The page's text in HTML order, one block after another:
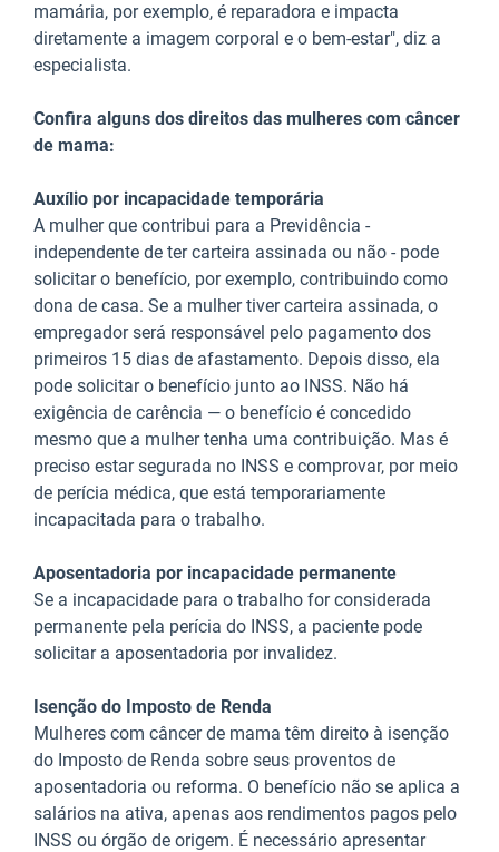
mamária, por exemplo, é reparadora e impacta
diretamente a imagem corporal e o bem-estar", diz a
especialista.
Confira alguns dos direitos das mulheres com câncer
de mama:
Auxílio por incapacidade temporária
A mulher que contribui para a Previdência -
independente de ter carteira assinada ou não - pode
solicitar o benefício, por exemplo, contribuindo como
dona de casa. Se a mulher tiver carteira assinada, o
empregador será responsável pelo pagamento dos
primeiros 15 dias de afastamento. Depois disso, ela
pode solicitar o benefício junto ao INSS. Não há
exigência de carência — o benefício é concedido
mesmo que a mulher tenha uma contribuição. Mas é
preciso estar segurada no INSS e comprovar, por meio
de perícia médica, que está temporariamente
incapacitada para o trabalho.
Aposentadoria por incapacidade permanente
Se a incapacidade para o trabalho for considerada
permanente pela perícia do INSS, a paciente pode
solicitar a aposentadoria por invalidez.
Isenção do Imposto de Renda
Mulheres com câncer de mama têm direito à isenção
do Imposto de Renda sobre seus proventos de
aposentadoria ou reforma. O benefício não se aplica a
salários na ativa, apenas aos rendimentos pagos pelo
INSS ou órgão de origem. É necessário apresentar